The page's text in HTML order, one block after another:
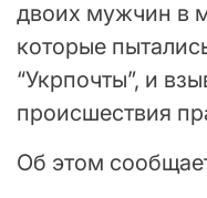
двоих мужчин в
которые
“Укрпочты”, и
происшествия
Об этом